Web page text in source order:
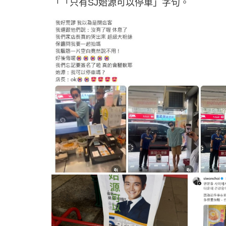
「「只有SJ始源可以停車」字句。